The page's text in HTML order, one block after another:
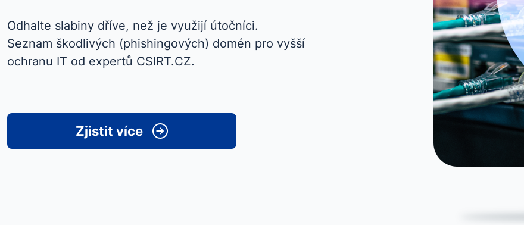
Odhalte slabiny dříve, než je využijí útočníci.
Seznam škodlivých (phishingových) domén pro vyšší
ochranu IT od expertů CSIRT.CZ.
Zjistit více